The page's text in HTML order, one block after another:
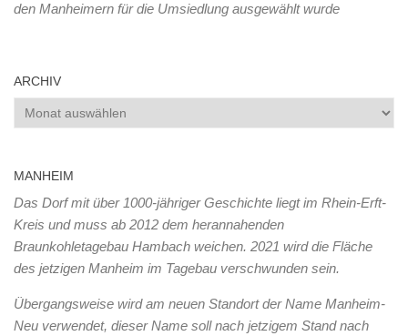
den Manheimern für die Umsiedlung ausgewählt wurde
ARCHIV
Archiv
MANHEIM
Das Dorf mit über 1000-jähriger Geschichte liegt im Rhein-Erft-
Kreis und muss ab 2012 dem herannahenden
Braunkohletagebau Hambach weichen. 2021 wird die Fläche
des jetzigen Manheim im Tagebau verschwunden sein.
Übergangsweise wird am neuen Standort der Name Manheim-
Neu verwendet, dieser Name soll nach jetzigem Stand nach